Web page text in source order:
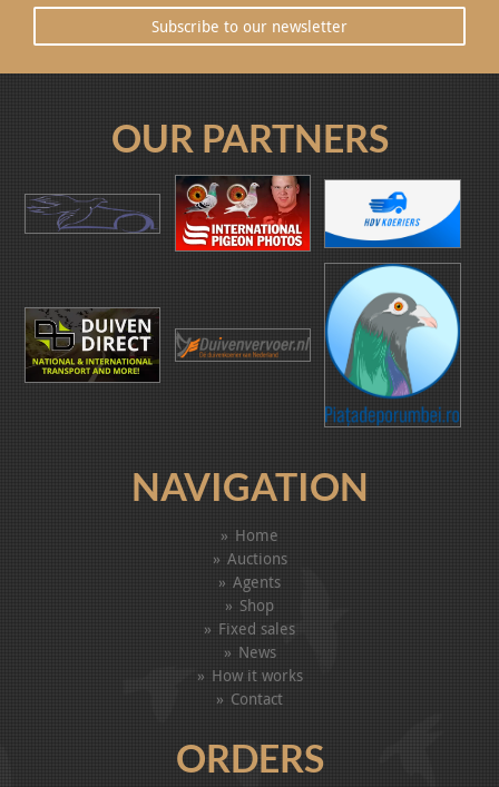
Subscribe to our newsletter
OUR PARTNERS
NAVIGATION
Home
Auctions
Agents
Shop
Fixed sales
News
How it works
Contact
ORDERS